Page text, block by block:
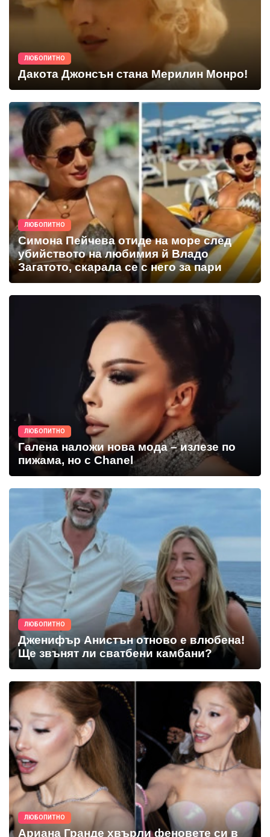
ЛЮБОПИТНО
Дакота Джонсън стана Мерилин Монро!
ЛЮБОПИТНО
Симона Пейчева отиде на море след
убийството на любимия й Владо
Загатото, скарала се с него за пари
ЛЮБОПИТНО
Галена наложи нова мода – излезе по
пижама, но с Chanel
ЛЮБОПИТНО
Дженифър Анистън отново е влюбена!
Ще звънят ли сватбени камбани?
ЛЮБОПИТНО
Ариана Гранде хвърли феновете си в